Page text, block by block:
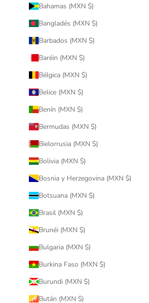
Bahamas (MXN $)
Bangladés (MXN $)
Barbados (MXN $)
Baréin (MXN $)
Bélgica (MXN $)
Belice (MXN $)
Benín (MXN $)
Bermudas (MXN $)
Bielorrusia (MXN $)
Bolivia (MXN $)
Bosnia y Herzegovina (MXN $)
Botsuana (MXN $)
Brasil (MXN $)
Brunéi (MXN $)
Bulgaria (MXN $)
Burkina Faso (MXN $)
Burundi (MXN $)
Bután (MXN $)